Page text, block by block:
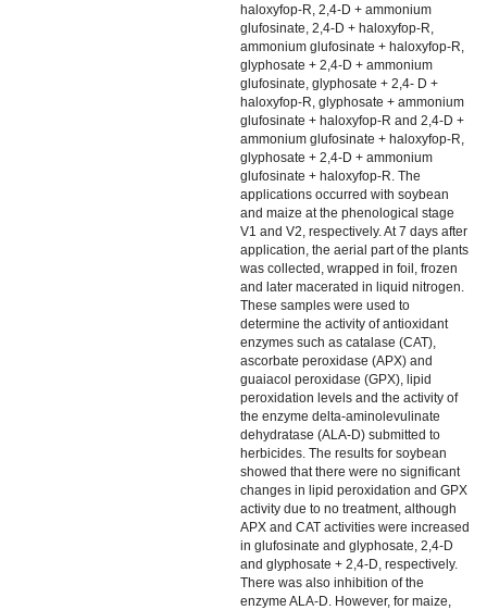
haloxyfop-R, 2,4-D + ammonium
glufosinate, 2,4-D + haloxyfop-R,
ammonium glufosinate + haloxyfop-R,
glyphosate + 2,4-D + ammonium
glufosinate, glyphosate + 2,4- D +
haloxyfop-R, glyphosate + ammonium
glufosinate + haloxyfop-R and 2,4-D +
ammonium glufosinate + haloxyfop-R,
glyphosate + 2,4-D + ammonium
glufosinate + haloxyfop-R. The
applications occurred with soybean
and maize at the phenological stage
V1 and V2, respectively. At 7 days after
application, the aerial part of the plants
was collected, wrapped in foil, frozen
and later macerated in liquid nitrogen.
These samples were used to
determine the activity of antioxidant
enzymes such as catalase (CAT),
ascorbate peroxidase (APX) and
guaiacol peroxidase (GPX), lipid
peroxidation levels and the activity of
the enzyme delta-aminolevulinate
dehydratase (ALA-D) submitted to
herbicides. The results for soybean
showed that there were no significant
changes in lipid peroxidation and GPX
activity due to no treatment, although
APX and CAT activities were increased
in glufosinate and glyphosate, 2,4-D
and glyphosate + 2,4-D, respectively.
There was also inhibition of the
enzyme ALA-D. However, for maize,